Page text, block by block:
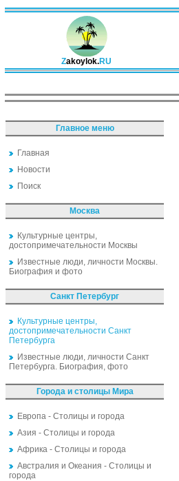
Zakoylok.RU
Главное меню
Главная
Новости
Поиск
Москва
Культурные центры,
достопримечательности Москвы
Известные люди, личности Москвы.
Биография и фото
Санкт Петербург
Культурные центры,
достопримечательности Санкт
Петербурга
Известные люди, личности Санкт
Петербурга. Биография, фото
Города и столицы Мира
Европа - Столицы и города
Азия - Столицы и города
Африка - Столицы и города
Австралия и Океания - Столицы и
города